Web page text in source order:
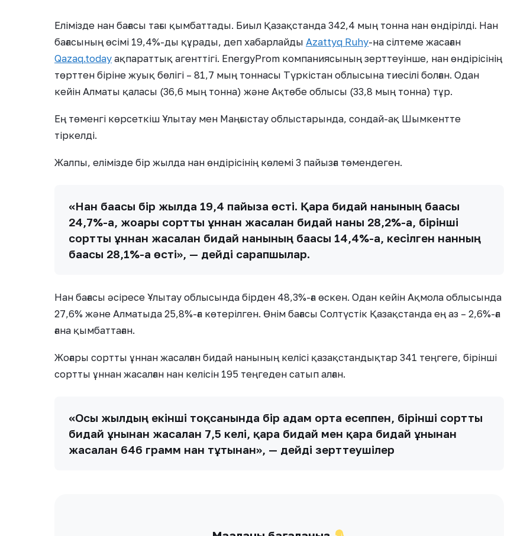
Елімізде нан бағасы тағы қымбаттады. Биыл Қазақстанда 342,4 мың тонна нан өндірілді. Нан
бағасының өсімі 19,4%-ды құрады, деп хабарлайды Azattyq Ruhy-на сілтеме жасаған
Qazaq.today ақпараттық агенттігі. EnergyProm компаниясының зерттеуінше, нан өндірісінің
төрттен біріне жуық бөлігі – 81,7 мың тоннасы Түркістан облысына тиесілі болған. Одан
кейін Алматы қаласы (36,6 мың тонна) және Ақтөбе облысы (33,8 мың тонна) тұр.
Ең төменгі көрсеткіш Ұлытау мен Маңғыстау облыстарында, сондай-ақ Шымкентте
тіркелді.
Жалпы, елімізде бір жылда нан өндірісінің көлемі 3 пайызға төмендеген.
«Нан бағасы бір жылда 19,4 пайызға өсті. Қара бидай нанының бағасы
24,7%-ға, жоғарғы сортты ұннан жасалған бидай наны 28,2%-ға, бірінші
сортты ұннан жасалған бидай нанының бағасы 14,4%-ға, кесілген нанның
бағасы 28,1%-ға өсті», — дейді сарапшылар.
Нан бағасы әсіресе Ұлытау облысында бірден 48,3%-ға өскен. Одан кейін Ақмола облысында
27,6% және Алматыда 25,8%-ға көтерілген. Өнім бағасы Солтүстік Қазақстанда ең аз – 2,6%-ға
ғана қымбаттаған.
Жоғары сортты ұннан жасалған бидай нанының келісі қазақстандықтар 341 теңгеге, бірінші
сортты ұннан жасалған нан келісін 195 теңгеден сатып алған.
«Осы жылдың екінші тоқсанында бір адам орта есеппен, бірінші сортты
бидай ұнынан жасалған 7,5 келі, қара бидай мен қара бидай ұнынан
жасалған 646 грамм нан тұтынған», — дейді зерттеушілер